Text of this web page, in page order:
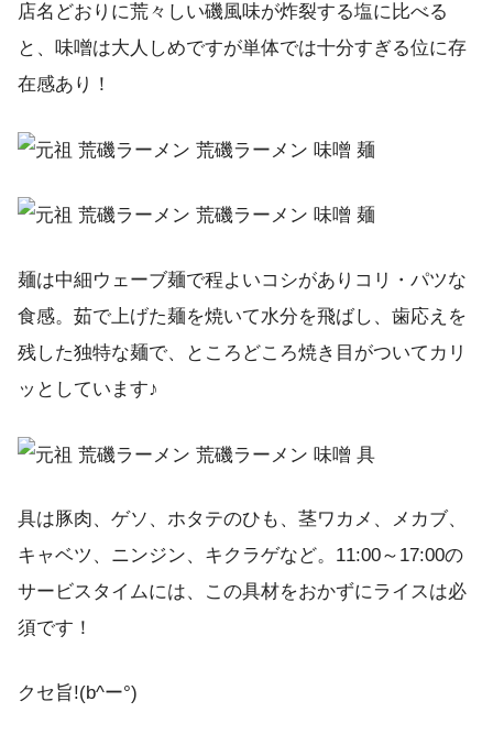
店名どおりに荒々しい磯風味が炸裂する塩に比べる
と、味噌は大人しめですが単体では十分すぎる位に存
在感あり！
麺は中細ウェーブ麺で程よいコシがありコリ・パツな
食感。茹で上げた麺を焼いて水分を飛ばし、歯応えを
残した独特な麺で、ところどころ焼き目がついてカリ
ッとしています♪
具は豚肉、ゲソ、ホタテのひも、茎ワカメ、メカブ、
キャベツ、ニンジン、キクラゲなど。11:00～17:00の
サービスタイムには、この具材をおかずにライスは必
須です！
クセ旨!(b^ー°)